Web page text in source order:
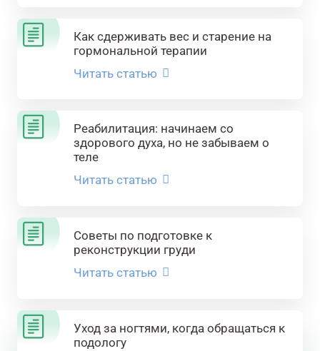
Как сдерживать вес и старение на
гормональной терапии
Читать статью
Реабилитация: начинаем со
здорового духа, но не забываем о
теле
Читать статью
Советы по подготовке к
реконструкции груди
Читать статью
Уход за ногтями, когда обращаться к
подологу